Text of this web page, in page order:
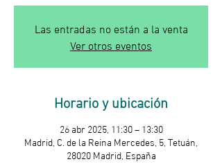
Las entradas no están a la venta
Ver otros eventos
Horario y ubicación
26 abr 2025, 11:30 – 13:30
Madrid, C. de la Reina Mercedes, 5, Tetuán,
28020 Madrid, España